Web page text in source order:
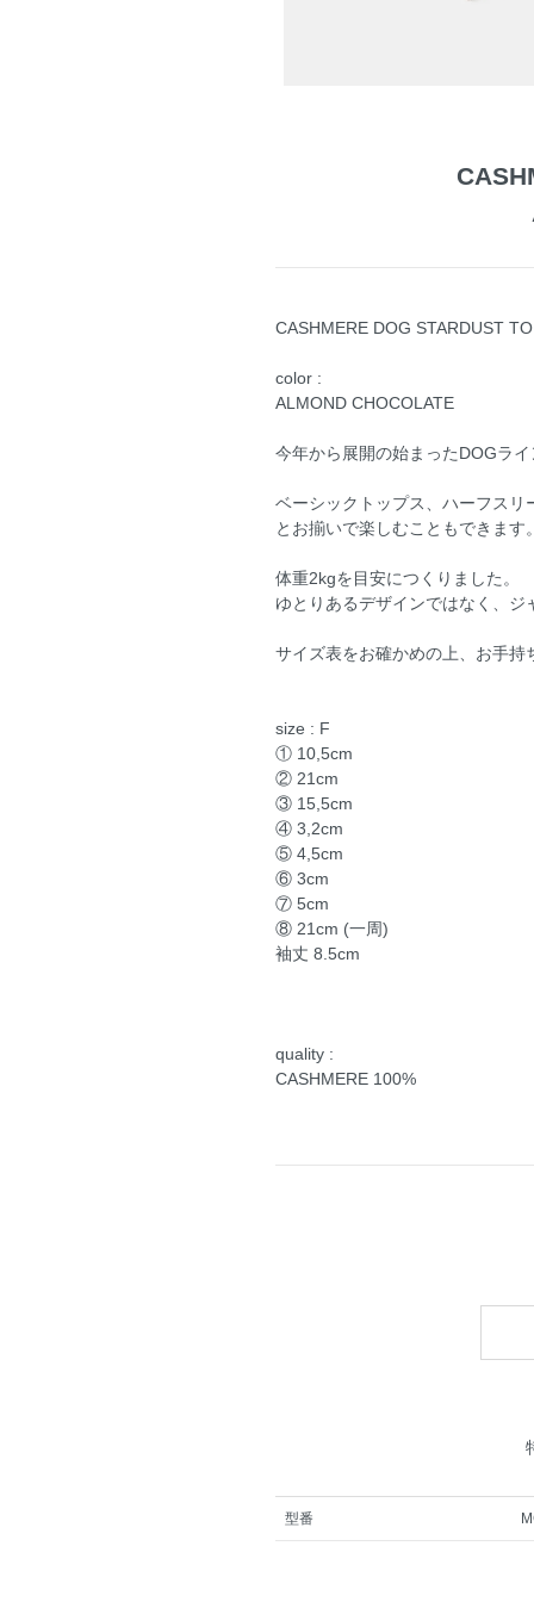
CASHMERE DOG STARDUST
color :
ALMOND CHOCOLATE
今年から展開の始まったDOGライ
ベーシックトップス、ハーフス
とお揃いで楽しむこともできます
体重2kgを目安につくりました。
ゆとりあるデザインではなく、
サイズ表をお確かめの上、お手
size : F
① 10,5cm
② 21cm
③ 15,5cm
④ 3,2cm
⑤ 4,5cm
⑥ 3cm
⑦ 5cm
⑧ 21cm (一周)
袖丈 8.5cm
quality :
CASHMERE 100%
型番